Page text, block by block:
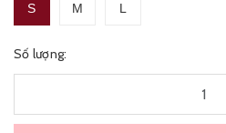
S M L
Số lượng: